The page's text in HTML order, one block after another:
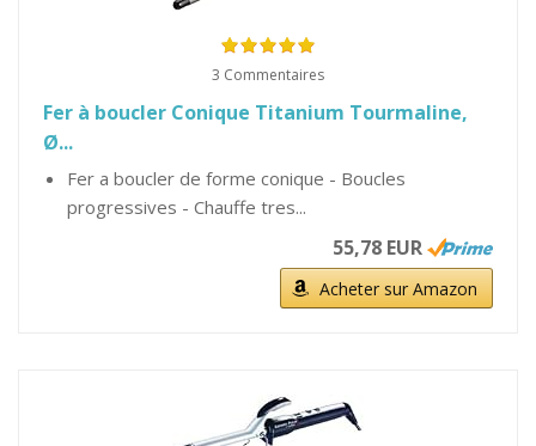
3 Commentaires
Fer à boucler Conique Titanium Tourmaline,
Ø...
Fer a boucler de forme conique - Boucles
progressives - Chauffe tres...
55,78 EUR
Acheter sur Amazon